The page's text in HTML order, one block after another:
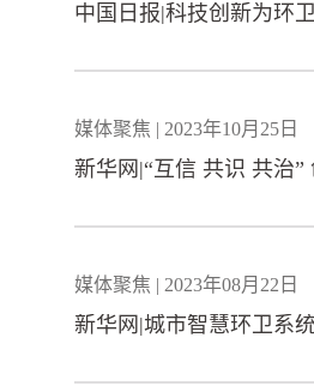
中国日报|科技创新为环
媒体聚焦 | 2023年10月25日
新华网|“互信 共识 共治
媒体聚焦 | 2023年08月22日
新华网|城市智慧环卫系